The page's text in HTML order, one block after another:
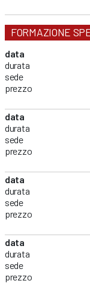
FORMAZIONE
data
durata
sede
prezzo
data
durata
sede
prezzo
data
durata
sede
prezzo
data
durata
sede
prezzo